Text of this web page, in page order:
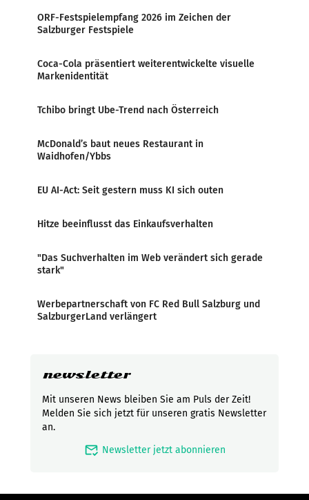
ORF-Festspielempfang 2026 im Zeichen der
Salzburger Festspiele
Coca-Cola präsentiert weiterentwickelte visuelle
Markenidentität
Tchibo bringt Ube-Trend nach Österreich
McDonald’s baut neues Restaurant in
Waidhofen/Ybbs
EU AI-Act: Seit gestern muss KI sich outen
Hitze beeinflusst das Einkaufsverhalten
"Das Suchverhalten im Web verändert sich gerade
stark"
Werbepartnerschaft von FC Red Bull Salzburg und
SalzburgerLand verlängert
newsletter
Mit unseren News bleiben Sie am Puls der Zeit!
Melden Sie sich jetzt für unseren gratis Newsletter
an.
mark_email_read Newsletter jetzt abonnieren